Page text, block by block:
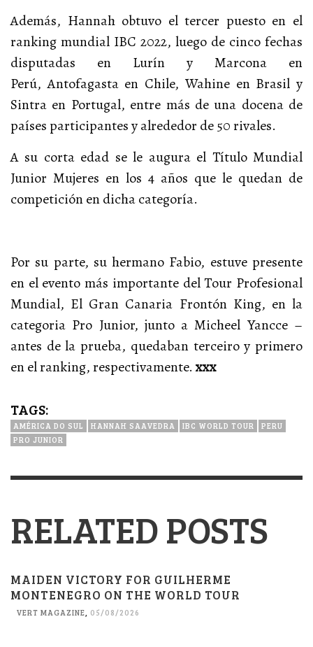
Además, Hannah obtuvo el tercer puesto en el
ranking mundial IBC 2022, luego de cinco fechas
disputadas en Lurín y Marcona en
Perú, Antofagasta en Chile, Wahine en Brasil y
Sintra en Portugal, entre más de una docena de
países participantes y alrededor de 50 rivales.
A su corta edad se le augura el Título Mundial
Junior Mujeres en los 4 años que le quedan de
competición en dicha categoría.
Por su parte, su hermano Fabio, estuve presente
en el evento más importante del Tour Profesional
Mundial, El Gran Canaria Frontón King, en la
categoria Pro Junior, junto a Micheel Yancce –
antes de la prueba, quedaban terceiro y primero
en el ranking, respectivamente. xxx
TAGS:
AMÉRICA DO SUL HANNAH SAAVEDRA IBC WORLD TOUR
PERU
PRO JUNIOR
RELATED POSTS
MAIDEN VICTORY FOR GUILHERME
MONTENEGRO ON THE WORLD TOUR
VERT MAGAZINE 05/08/2026